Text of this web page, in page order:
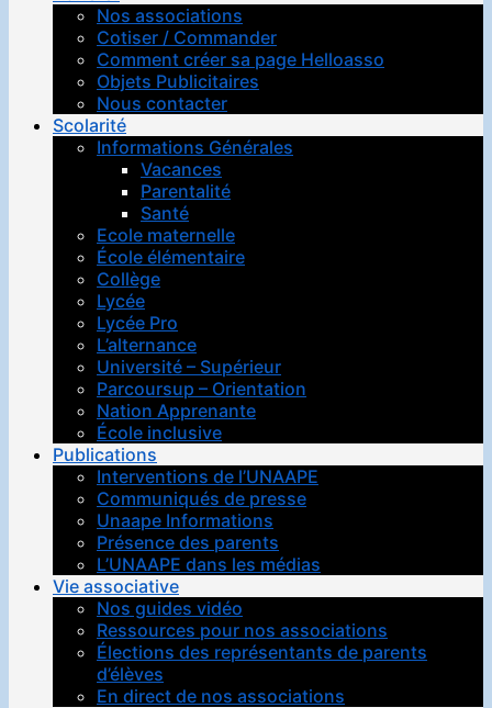
Nos associations
Cotiser / Commander
Comment créer sa page Helloasso
Objets Publicitaires
Nous contacter
Scolarité
Informations Générales
Vacances
Parentalité
Santé
Ecole maternelle
École élémentaire
Collège
Lycée
Lycée Pro
L’alternance
Université – Supérieur
Parcoursup – Orientation
Nation Apprenante
École inclusive
Publications
Interventions de l’UNAAPE
Communiqués de presse
Unaape Informations
Présence des parents
L’UNAAPE dans les médias
Vie associative
Nos guides vidéo
Ressources pour nos associations
Élections des représentants de parents
d’élèves
En direct de nos associations